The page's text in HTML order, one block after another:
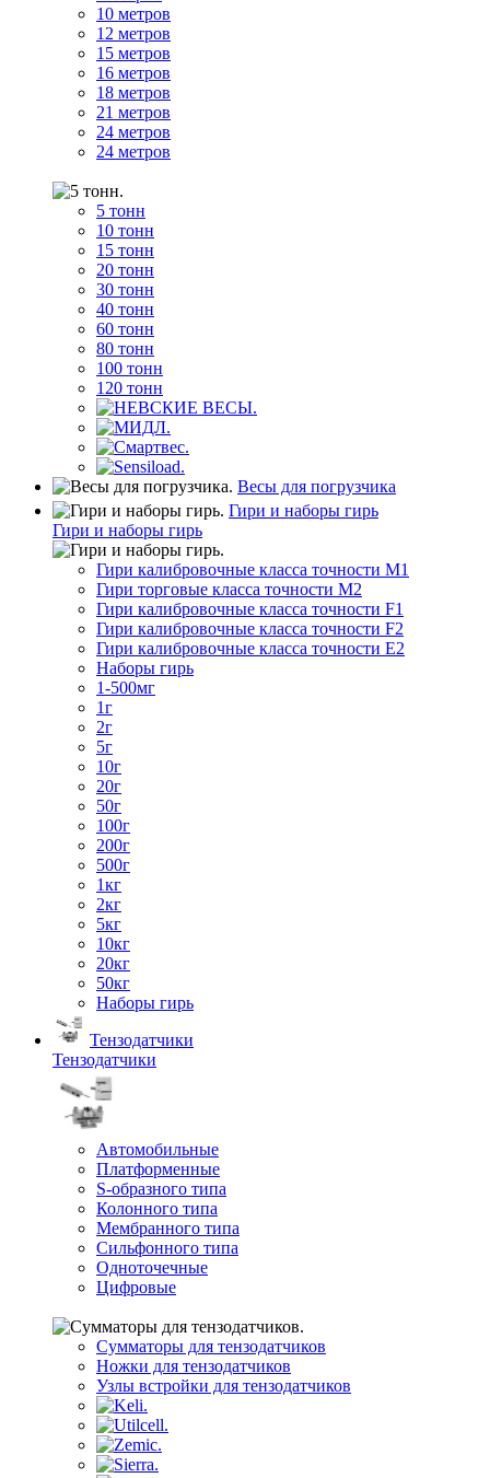
10 метров
12 метров
15 метров
16 метров
18 метров
21 метров
24 метров
24 метров
5 тонн
10 тонн
15 тонн
20 тонн
30 тонн
40 тонн
60 тонн
80 тонн
100 тонн
120 тонн
Весы для погрузчика
Гири и наборы гирь
Гири и наборы гирь
Гири калибровочные класса точности M1
Гири торговые класса точности M2
Гири калибровочные класса точности F1
Гири калибровочные класса точности F2
Гири калибровочные класса точности E2
Наборы гирь
1-500мг
1г
2г
5г
10г
20г
50г
100г
200г
500г
1кг
2кг
5кг
10кг
20кг
50кг
Наборы гирь
Тензодатчики
Тензодатчики
Автомобильные
Платформенные
S-образного типа
Колонного типа
Мембранного типа
Сильфонного типа
Одноточечные
Цифровые
Сумматоры для тензодатчиков
Ножки для тензодатчиков
Узлы встройки для тензодатчиков